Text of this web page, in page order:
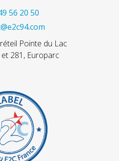
56 20 50
Pointe du Lac
281, Europarc